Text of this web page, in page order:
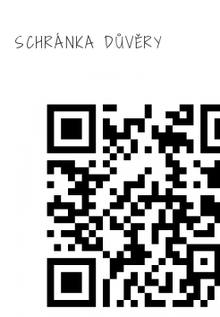
SCHRÁNKA DŮVĚRY